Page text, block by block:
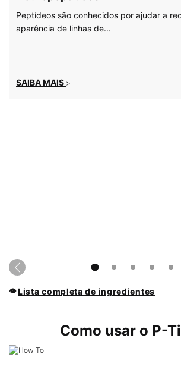
Peptídeos são conhecidos por ajudar a
aparência de linhas de...
SAIBA MAIS >
👁Lista completa de ingredientes
PDP Product How to Use SectionComo usar o P-